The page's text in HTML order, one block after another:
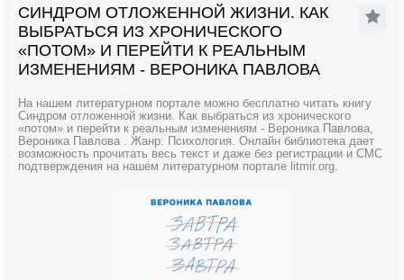
СИНДРОМ ОТЛОЖЕННОЙ ЖИЗНИ. КАК
ВЫБРАТЬСЯ ИЗ ХРОНИЧЕСКОГО
«ПОТОМ» И ПЕРЕЙТИ К РЕАЛЬНЫМ
ИЗМЕНЕНИЯМ - ВЕРОНИКА ПАВЛОВА
На нашем литературном портале можно бесплатно читать книгу
Синдром отложенной жизни. Как выбраться из хронического
«потом» и перейти к реальным изменениям - Вероника Павлова,
Вероника Павлова . Жанр: Психология. Онлайн библиотека дает
возможность прочитать весь текст и даже без регистрации и СМС
подтверждения на нашем литературном портале litmir.org.